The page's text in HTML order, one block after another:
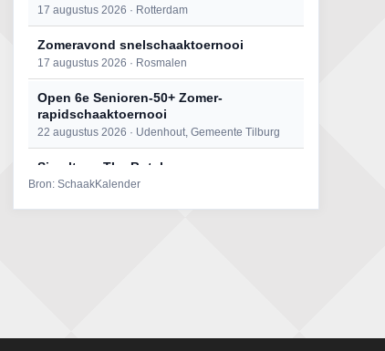
17 augustus 2026 · Rotterdam
Zomeravond snelschaaktoernooi
17 augustus 2026 · Rosmalen
Open 6e Senioren-50+ Zomer-
rapidschaaktoernooi
22 augustus 2026 · Udenhout, Gemeente Tilburg
Simultaan The Butcher
22 augustus 2026 · Utrecht
Bron: SchaakKalender